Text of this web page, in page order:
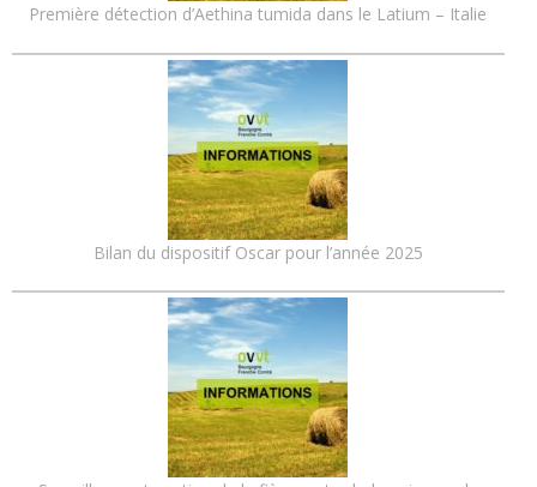
Première détection d’Aethina tumida dans le Latium – Italie
Bilan du dispositif Oscar pour l’année 2025